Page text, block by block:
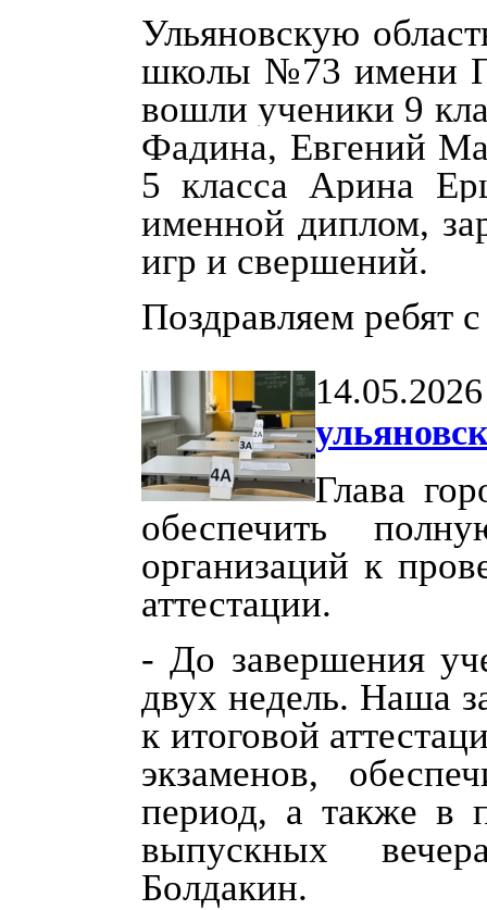
Ульяновскую
школы №73 имени
вошлиученики 9
Фадина, Евгений
5 класса Арина
именной диплом,
игр и свершений.
Поздравляем ребят
14.05.2026
Глава
обеспечить
организаций к
аттестации.
- До завершения
двух недель. Наша
к итоговой
экзаменов,
период, а также в
выпускных
Болдакин.